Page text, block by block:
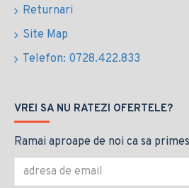
Returnari
Site Map
Telefon: 0728.422.833
VREI SA NU RATEZI OFERTELE?
Ramai aproape de noi ca sa